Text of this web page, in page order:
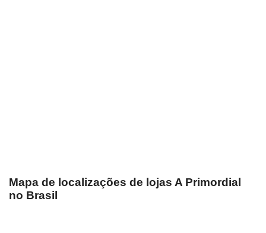
Mapa de localizações de lojas A Primordial
no Brasil